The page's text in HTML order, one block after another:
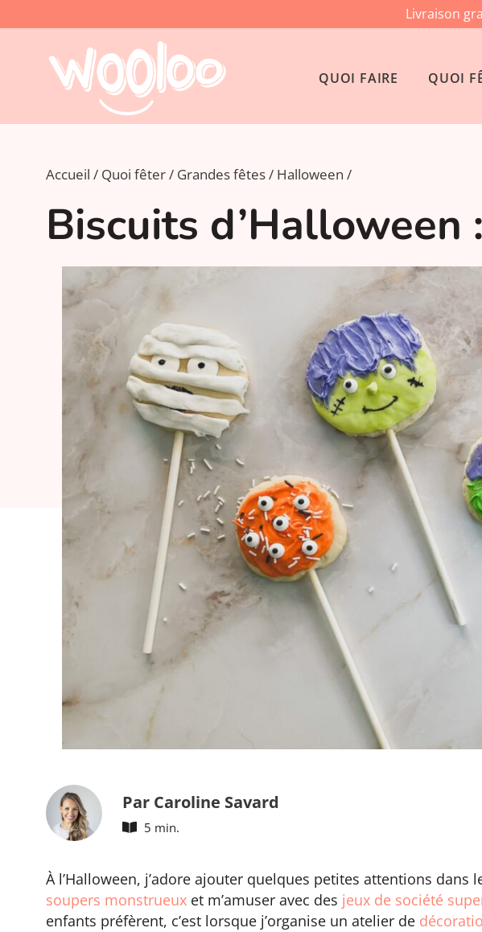
Livraison
QUOI FAIRE QUOI
Accueil Quoi fêter Grandes fêtes Halloween
Biscuits
Par Caroline Savard
5 min.
À l’Halloween, j’adore ajouter quelques petites attentions dans
soupers monstrueux et m’amuser avec des jeux de société
enfants préfèrent, c’est lorsque j’organise un atelier de